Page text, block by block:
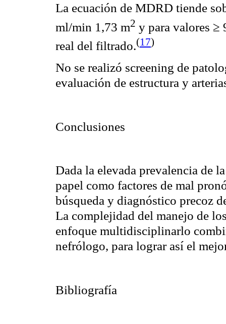
La ecuación de MDRD tiende
ml/min 1,73 m2 y para valores ≥
real del filtrado.(17)
No se realizó screening de
evaluación de estructura y
Conclusiones
Dada la elevada prevalencia de
papel como factores de mal
búsqueda y diagnóstico precoz
La complejidad del manejo de
enfoque multidisciplinarlo
nefrólogo, para lograr así el
Bibliografía